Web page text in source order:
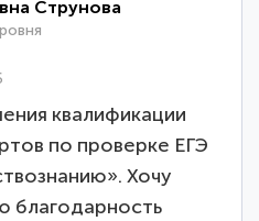
Струнова
квалификации
по проверке ЕГЭ
Хочу
благодарность